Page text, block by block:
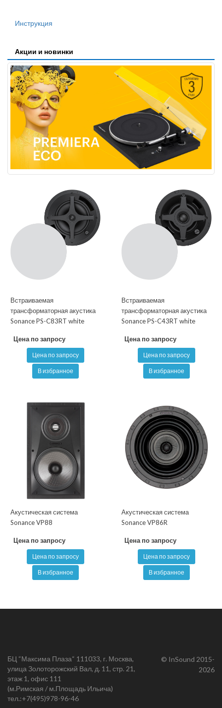
Инструкция
Акции и новинки
Встраиваемая
трансформаторная акустика
Sonance PS-C83RT white
Цена по запросу
Цена по запросу
В избранное
Встраиваемая
трансформаторная акустика
Sonance PS-C43RT white
Цена по запросу
Цена по запросу
В избранное
Акустическая система
Sonance VP88
Цена по запросу
Цена по запросу
В избранное
Акустическая система
Sonance VP86R
Цена по запросу
Цена по запросу
В избранное
БЦ “Максима Плаза“ 111033, г. Москва,
улица Золоторожский Вал, д. 11, стр. 21,
этаж 1, офис 111
(м.Римская / м.Площадь Ильича)
тел.:+7(495)978-96-46
© InSound 2015-
2026